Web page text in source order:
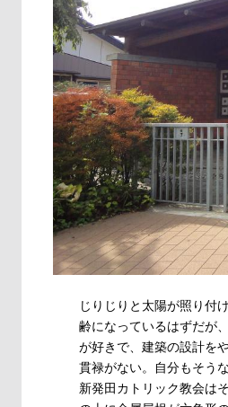
じりじりと太陽が照り付
齢になっているはずだが
が好きで、建築の設計を
貫禄がない。自分もそう
新発田カトリック教会は